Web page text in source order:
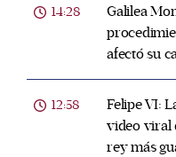
14:28
Galilea
afectó su
12:58
Felipe VI:
video viral
rey más